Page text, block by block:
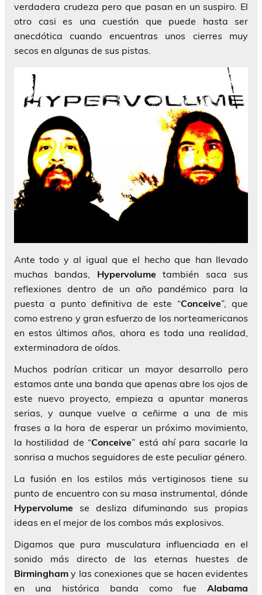
verdadera crudeza pero que pasan en un suspiro. El
otro casi es una cuestión que puede hasta ser
anecdótica cuando encuentras unos cierres muy
secos en algunas de sus pistas.
Ante todo y al igual que el hecho que han llevado
muchas bandas, Hypervolume también saca sus
reflexiones dentro de un año pandémico para la
puesta a punto definitiva de este “Conceive”, que
como estreno y gran esfuerzo de los norteamericanos
en estos últimos años, ahora es toda una realidad,
exterminadora de oídos.
Muchos podrían criticar un mayor desarrollo pero
estamos ante una banda que apenas abre los ojos de
este nuevo proyecto, empieza a apuntar maneras
serias, y aunque vuelve a ceñirme a una de mis
frases a la hora de esperar un próximo movimiento,
la hostilidad de “Conceive” está ahí para sacarle la
sonrisa a muchos seguidores de este peculiar género.
La fusión en los estilos más vertiginosos tiene su
punto de encuentro con su masa instrumental, dónde
Hypervolume se desliza difuminando sus propias
ideas en el mejor de los combos más explosivos.
Digamos que pura musculatura influenciada en el
sonido más directo de las eternas huestes de
Birmingham y las conexiones que se hacen evidentes
en una histórica banda como fue Alabama